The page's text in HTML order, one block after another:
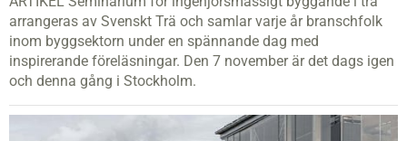
arrangeras av Svenskt Trä och samlar varje år branschfolk
inom byggsektorn under en spännande dag med
inspirerande föreläsningar. Den 7 november är det dags igen
och denna gång i Stockholm.